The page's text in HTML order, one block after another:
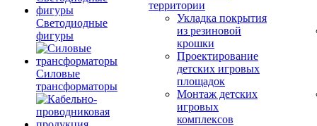
Светодиодные
фигуры
Силовые
трансформаторы
территории
Укладка покрытия
из резиновой
крошки
Проектирование
детских игровых
площадок
Монтаж детских
игровых
комплексов